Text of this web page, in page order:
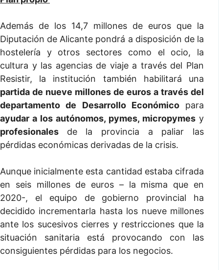
Además de los 14,7 millones de euros que la
Diputación de Alicante pondrá a disposición de la
hostelería y otros sectores como el ocio, la
cultura y las agencias de viaje a través del Plan
Resistir, la institución también habilitará una
partida de nueve millones de euros a través del
departamento de Desarrollo Económicopara
ayudar a los autónomos, pymes, micropymes y
profesionales de la provincia a paliar las
pérdidas económicas derivadas de la crisis.
Aunque inicialmente esta cantidad estaba cifrada
en seis millones de euros – la misma que en
2020-, el equipo de gobierno provincial ha
decidido incrementarla hasta los nueve millones
ante los sucesivos cierres y restricciones que la
situación sanitaria está provocando con las
consiguientes pérdidas para los negocios.